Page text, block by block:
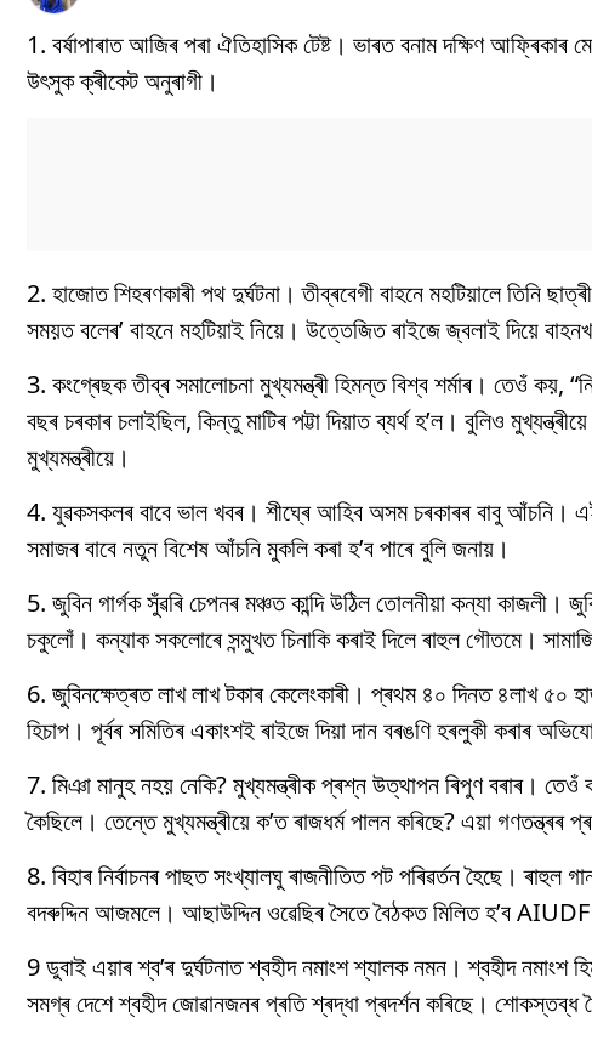
1. বৰ্ষাপাৰাত আজিৰ পৰা ঐতিহাসিক টেষ্ট। ভাৰত বনাম দক্ষিণ আফ্ৰিকাৰ
উৎসুক ক্ৰীকেট অনুৰাগী।
2. হাজোত শিহৰণকাৰী পথ দুৰ্ঘটনা। তীব্ৰবেগী বাহনে মহটিয়ালে তিনি
সময়ত বলেৰ’ বাহনে মহটিয়াই নিয়ে। উত্তেজিত ৰাইজে জ্বলাই দিয়ে
3. কংগ্ৰেছক তীব্ৰ সমালোচনা মুখ্যমন্ত্ৰী হিমন্ত বিশ্ব শৰ্মাৰ। তেওঁ
বছৰ চৰকাৰ চলাইছিল, কিন্তু মাটিৰ পট্টা দিয়াত ব্যৰ্থ হ’ল। বুলিও
মুখ্যমন্ত্ৰীয়ে।
4. যুৱকসকলৰ বাবে ভাল খবৰ। শীঘ্ৰে আহিব অসম চৰকাৰৰ বাবু আঁচনি। এই
সমাজৰ বাবে নতুন বিশেষ আঁচনি মুকলি কৰা হ’ব পাৰে বুলি জনায়।
5. জুবিন গাৰ্গক সুঁৱৰি চেপনৰ মঞ্চত কান্দি উঠিল তোলনীয়া কন্যা
চকুলোঁ। কন্যাক সকলোৰে সন্মুখত চিনাকি কৰাই দিলে ৰাহুল গৌতমে।
6. জুবিনক্ষেত্ৰত লাখ লাখ টকাৰ কেলেংকাৰী। প্ৰথম ৪০ দিনত ৪লাখ ৫০
হিচাপ। পূৰ্বৰ সমিতিৰ একাংশই ৰাইজে দিয়া দান বৰঙণি হৰলুকী কৰাৰ
7. মিঞা মানুহ নহয় নেকি? মুখ্যমন্ত্ৰীক প্ৰশ্ন উত্থাপন ৰিপুণ বৰাৰ। তেওঁ
কৈছিলে। তেন্তে মুখ্যমন্ত্ৰীয়ে ক’ত ৰাজধৰ্ম পালন কৰিছে? এয়া গণতন্ত্ৰৰ
8. বিহাৰ নিৰ্বাচনৰ পাছত সংখ্যালঘু ৰাজনীতিত পট পৰিৱৰ্তন হৈছে। ৰাহুল
বদৰুদ্দিন আজমলে। আছাউদ্দিন ওৱেছিৰ সৈতে বৈঠকত মিলিত হ’ব
9 ডুবাই এয়াৰ শ্ব’ৰ দুৰ্ঘটনাত শ্বহীদ নমাংশ শ্যালক নমন। শ্বহীদ নমাংশ
সমগ্ৰ দেশে শ্বহীদ জোৱানজনৰ প্ৰতি শ্ৰদ্ধা প্ৰদৰ্শন কৰিছে। শোকস্তব্ধ